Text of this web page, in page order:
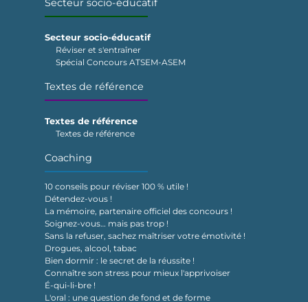
Secteur socio-éducatif
Secteur socio-éducatif
Réviser et s'entraîner
Spécial Concours ATSEM-ASEM
Textes de référence
Textes de référence
Textes de référence
Coaching
10 conseils pour réviser 100 % utile !
Détendez-vous !
La mémoire, partenaire officiel des concours !
Soignez-vous… mais pas trop !
Sans la refuser, sachez maîtriser votre émotivité !
Drogues, alcool, tabac
Bien dormir : le secret de la réussite !
Connaître son stress pour mieux l'apprivoiser
É-qui-li-bre !
L'oral : une question de fond et de forme